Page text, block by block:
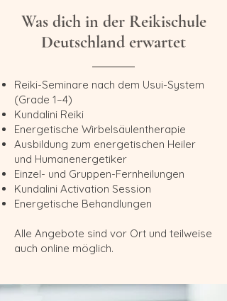
Was dich in der Reikischule
Deutschland erwartet
Reiki-Seminare nach dem Usui-System
(Grade 1–4)
Kundalini Reiki
Energetische Wirbelsäulentherapie
Ausbildung zum energetischen Heiler
und Humanenergetiker
Einzel- und Gruppen-Fernheilungen
Kundalini Activation Session
Energetische Behandlungen
Alle Angebote sind vor Ort und teilweise
auch online möglich.